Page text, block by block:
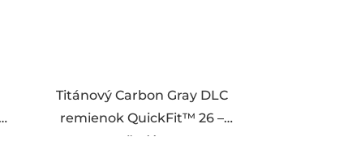
Titánový Carbon Gray DLC
remienok QuickFit™ 26 –
šedý